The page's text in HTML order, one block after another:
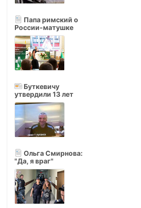
Папа римский о
России-матушке
Буткевичу
утвердили 13 лет
Ольга Смирнова:
"Да, я враг"